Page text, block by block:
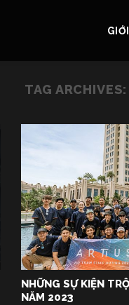
TAG ARCHIVES:
NHỮNG SỰ KIỆN
NĂM 2023